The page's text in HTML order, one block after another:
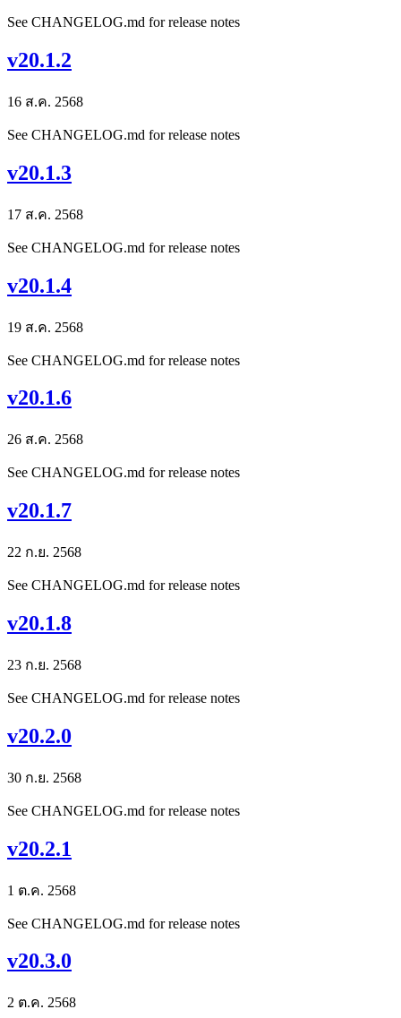
See CHANGELOG.md for release notes
v20.1.2
16 ส.ค. 2568
See CHANGELOG.md for release notes
v20.1.3
17 ส.ค. 2568
See CHANGELOG.md for release notes
v20.1.4
19 ส.ค. 2568
See CHANGELOG.md for release notes
v20.1.6
26 ส.ค. 2568
See CHANGELOG.md for release notes
v20.1.7
22 ก.ย. 2568
See CHANGELOG.md for release notes
v20.1.8
23 ก.ย. 2568
See CHANGELOG.md for release notes
v20.2.0
30 ก.ย. 2568
See CHANGELOG.md for release notes
v20.2.1
1 ต.ค. 2568
See CHANGELOG.md for release notes
v20.3.0
2 ต.ค. 2568